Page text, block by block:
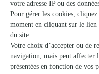
54, rue Jean Corringer
Voir la boutique